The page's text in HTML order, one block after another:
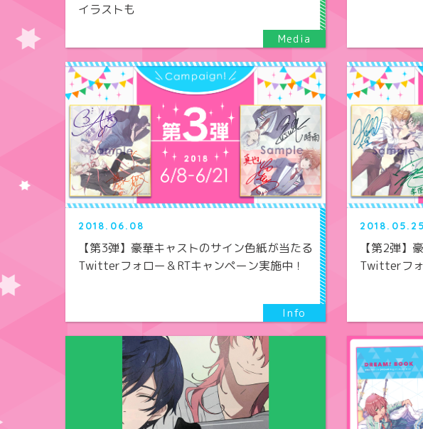
イラストも
2018.06.08
【第3弾】豪華キャストのサイン色紙が当たる
Twitterフォロー＆RTキャンペーン実施中！
2018.05.25
【第2弾】
Twitterフォ